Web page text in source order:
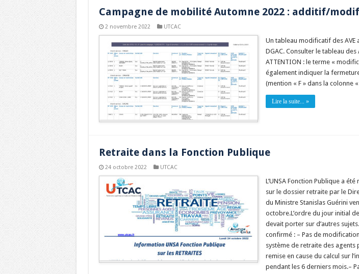
Campagne de mobilité Automne 2022 : additif/
2 novembre 2022 UTCAC
Un tableau modificatif des AVE
DGAC. Consulter le tableau des
ATTENTION : le terme «
également indiquer la
(mention « F » dans la colonne
Lire la suite... »
Retraite dans la Fonction Publique
24 octobre 2022 UTCAC
L’UNSA Fonction Publique a
sur le dossier retraite par le
du Ministre Stanislas Guérini
octobre.L’ordre du jour initial
devait porter sur d’autres
confirmé : – Pas de
système de retraite des agents
remise en cause du calcul sur
pendant les 6 derniers mois.–